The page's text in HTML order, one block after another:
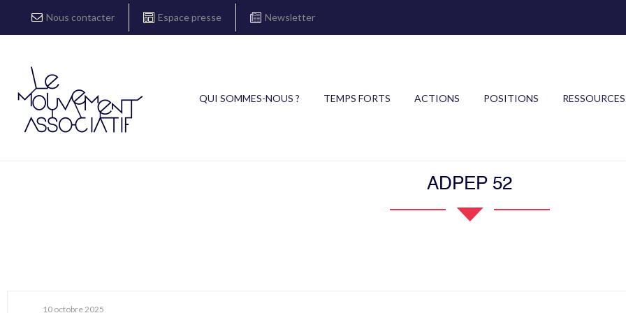
Nous contacter Espace presse Newsletter
QUI SOMMES-NOUS ? TEMPS FORTS ACTIONS POSITIONS RESSOURCES
ADPEP 52
10 octobre 2025